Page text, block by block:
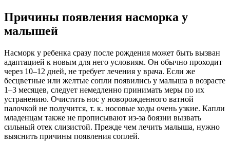
Причины появления насморка у
малышей
Насморк у ребенка сразу после рождения может быть вызван
адаптацией к новым для него условиям. Он обычно проходит
через 10–12 дней, не требует лечения у врача. Если же
бесцветные или желтые сопли появились у малыша в возрасте
1–3 месяцев, следует немедленно принимать меры по их
устранению. Очистить нос у новорожденного ватной
палочкой не получится, т. к. носовые ходы очень узкие. Капли
младенцам также не прописывают из-за боязни вызвать
сильный отек слизистой. Прежде чем лечить малыша, нужно
выяснить причины появления соплей.